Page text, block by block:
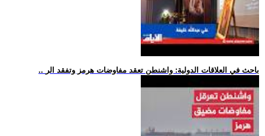
.. باحث في العلاقات الدولية: واشنطن تعقد مفاوضات هرمز وتفقد الر